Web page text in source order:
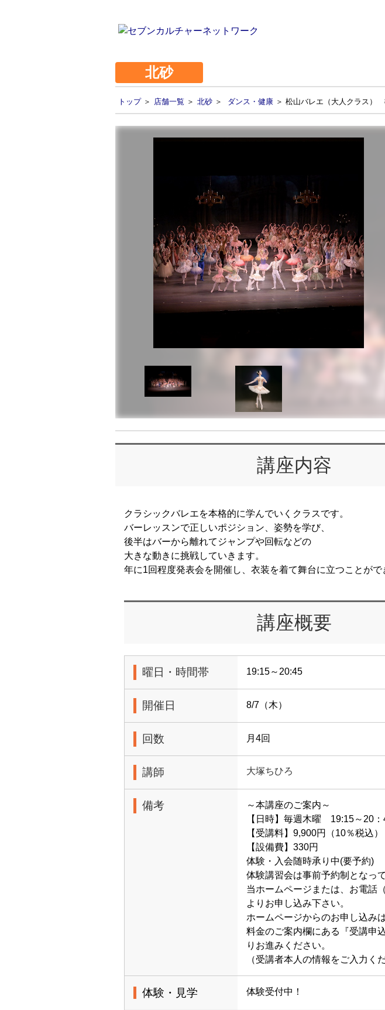
北砂
トップ＞ 店舗一覧 ＞ 北砂 ＞ ダンス・健康 ＞ 松山バレエ（大人クラス）
講座内容
クラシックバレエを本格的に学んでいくクラスです。
バーレッスンで正しいポジション、姿勢を学び、
後半はバーから離れてジャンプや回転などの
大きな動きに挑戦していきます。
年に1回程度発表会を開催し、衣装を着て舞台に立つことがで
講座概要
曜日・時間帯 19:15～20:45
開催日 8/7（木）
回数 月4回
講師 大塚ちひろ
備考
～本講座のご案内～
【日時】毎週木曜 19:15～20：
【受講料】9,900円（10％税込）
【設備費】330円
体験・入会随時承り中(要予約)
体験講習会は事前予約制となっ
当ホームページまたは、お電話
よりお申し込み下さい。
ホームページからのお申し込みは
料金のご案内欄にある『受講申
りお進みください。
（受講者本人の情報をご入力く
体験・見学 体験受付中！